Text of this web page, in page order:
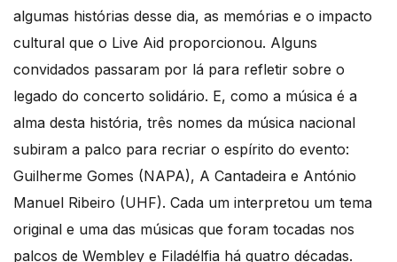
algumas histórias desse dia, as memórias e o impacto
cultural que o Live Aid proporcionou. Alguns
convidados passaram por lá para refletir sobre o
legado do concerto solidário. E, como a música é a
alma desta história, três nomes da música nacional
subiram a palco para recriar o espírito do evento:
Guilherme Gomes (NAPA), A Cantadeira e António
Manuel Ribeiro (UHF). Cada um interpretou um tema
original e uma das músicas que foram tocadas nos
palcos de Wembley e Filadélfia há quatro décadas.